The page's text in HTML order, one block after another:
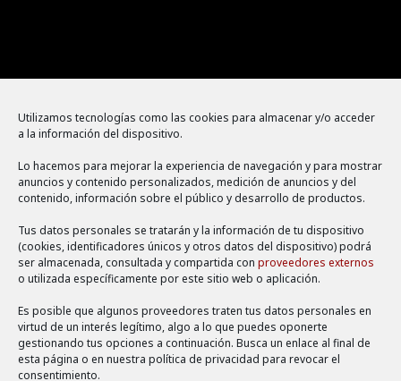
Utilizamos tecnologías como las cookies para almacenar y/o acceder
a la información del dispositivo.
Lo hacemos para mejorar la experiencia de navegación y para mostrar
anuncios y contenido personalizados, medición de anuncios y del
contenido, información sobre el público y desarrollo de productos.
Tus datos personales se tratarán y la información de tu dispositivo
(cookies, identificadores únicos y otros datos del dispositivo) podrá
ser almacenada, consultada y compartida con proveedores externos
o utilizada específicamente por este sitio web o aplicación.
Es posible que algunos proveedores traten tus datos personales en
virtud de un interés legítimo, algo a lo que puedes oponerte
gestionando tus opciones a continuación. Busca un enlace al final de
esta página o en nuestra política de privacidad para revocar el
consentimiento.
Política de cookies
Aviso legal
Política de privacidad